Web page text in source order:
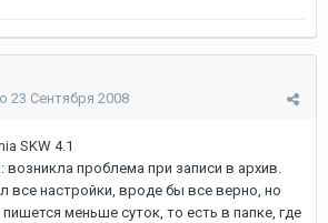
23 Сентября 2008
SKW 4.1
проблема при записи в архив.
все настройки, вроде бы все верно, но
меньше суток, то есть в папке, где